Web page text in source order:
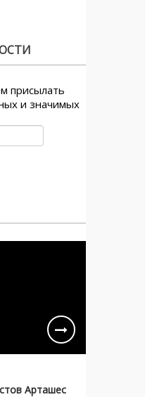
присылать
и значимых
Арташес